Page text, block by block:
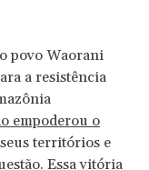
povo Waorani
a resistência
empoderou o
seus territórios e
Essa vitória